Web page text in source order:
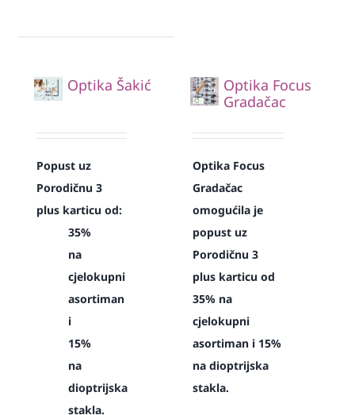
Optika Šakić
Popust uz
Porodičnu 3
plus karticu od:
35%
na
cjelokupni
asortiman
i
15%
na
dioptrijska
stakla.
Optika Focus
Gradačac
Optika Focus
Gradačac
omogućila je
popust uz
Porodičnu 3
plus karticu od
35% na
cjelokupni
asortiman i 15%
na dioptrijska
stakla.